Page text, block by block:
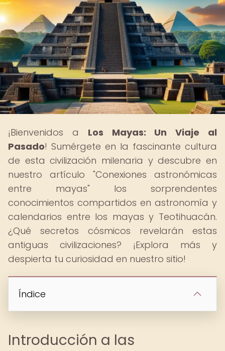
¡Bienvenidos a Los Mayas: Un Viaje al
Pasado! Sumérgete en la fascinante cultura
de esta civilización milenaria y descubre en
nuestro artículo "Conexiones astronómicas
entre mayas" los sorprendentes
conocimientos compartidos en astronomía y
calendarios entre los mayas y Teotihuacán.
¿Qué secretos cósmicos revelarán estas
antiguas civilizaciones? ¡Explora más y
despierta tu curiosidad en nuestro sitio!
Índice
Introducción a las